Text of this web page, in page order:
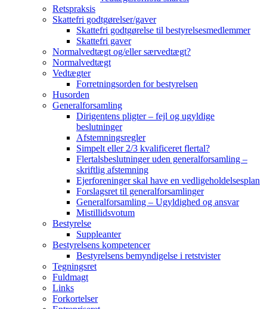
Retspraksis
Skattefri godtgørelser/gaver
Skattefri godtgørelse til bestyrelsesmedlemmer
Skattefri gaver
Normalvedtægt og/eller særvedtægt?
Normalvedtægt
Vedtægter
Forretningsorden for bestyrelsen
Husorden
Generalforsamling
Dirigentens pligter – fejl og ugyldige
beslutninger
Afstemningsregler
Simpelt eller 2/3 kvalificeret flertal?
Flertalsbeslutninger uden generalforsamling –
skriftlig afstemning
Ejerforeninger skal have en vedligeholdelsesplan
Forslagsret til generalforsamlinger
Generalforsamling – Ugyldighed og ansvar
Mistillidsvotum
Bestyrelse
Suppleanter
Bestyrelsens kompetencer
Bestyrelsens bemyndigelse i retstvister
Tegningsret
Fuldmagt
Links
Forkortelser